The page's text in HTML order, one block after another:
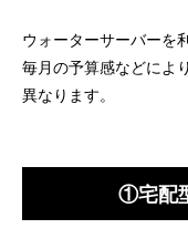
ウォーターサーバーを
毎月の予算感などによ
異なります。
①宅配